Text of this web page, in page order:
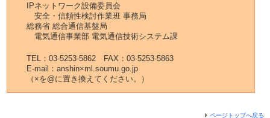
IPネットワーク設備委員会
安全・信頼性検討作業班 事務局
総務省 総合通信基盤局
電気通信事業部 電気通信技術システム課
TEL：03-5253-5862 FAX：03-5253-5863
E-mail：anshin×ml.soumu.go.jp
（×を@に置き換えてください。）
ページトップへ戻る